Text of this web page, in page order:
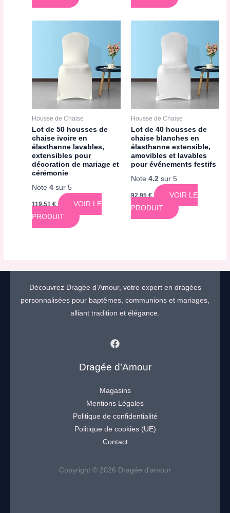
Housse de Chaise
Lot de 50 housses de
chaise ivoire en
élasthanne lavables,
extensibles pour
décoration de mariage et
cérémonie
Note4 sur 5
119,51€
VOIR LE
PRODUIT
Housse de Chaise
Lot de 40 housses de
chaise blanches en
élasthanne extensible,
amovibles et lavables
pour événements festifs
Note 4.2sur 5
92,95 €
VOIR LE
PRODUIT
Découvrez Dragée d’Amour, votre expert en dragées
personnalisées pour baptêmes, communions et mariages,
alliant tradition et élégance.
Dragée d’Amour
Magasins
Mentions Légales
Politique de confidentialité
Politique de cookies (UE)
Contact
Copyright © 2026 Dragée d'amour